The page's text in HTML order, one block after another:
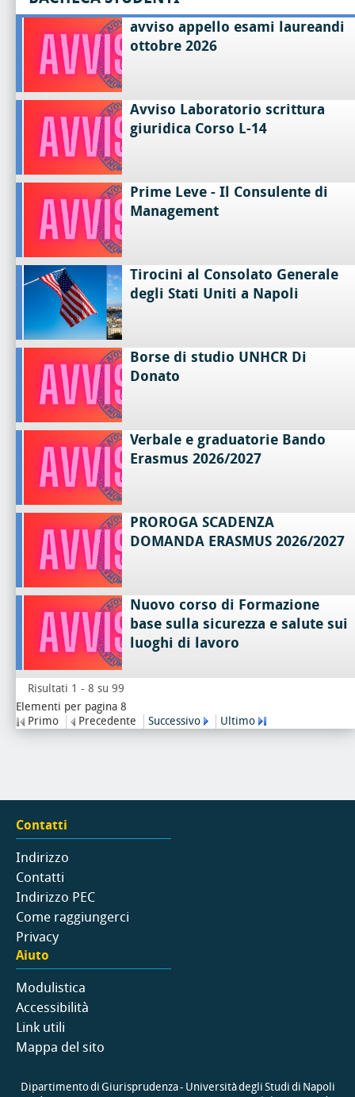
avviso appello esami laureandi
ottobre 2026
Avviso Laboratorio scrittura
giuridica Corso L-14
Prime Leve - Il Consulente di
Management
Tirocini al Consolato Generale
degli Stati Uniti a Napoli
Borse di studio UNHCR Di
Donato
Verbale e graduatorie Bando
Erasmus 2026/2027
PROROGA SCADENZA
DOMANDA ERASMUS 2026/2027
Nuovo corso di Formazione
base sulla sicurezza e salute sui
luoghi di lavoro
Risultati 1 - 8 su 99
Elementi per pagina 8
Primo
Precedente Successivo Ultimo
Contatti
Indirizzo
Contatti
Indirizzo PEC
Come raggiungerci
Privacy
Aiuto
Modulistica
Accessibilità
Link utili
Mappa del sito
Dipartimento di Giurisprudenza - Università degli Studi di Napoli